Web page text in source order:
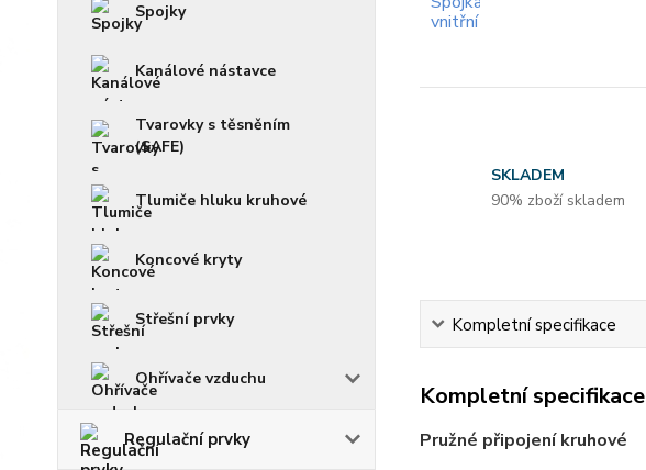
Spojky
Kanálové nástavce
Tvarovky s těsněním
(SAFE)
Tlumiče hluku kruhové
Koncové kryty
Střešní prvky
Ohřívače vzduchu
Regulační prvky
SKLADEM
90% zboží skladem
Kompletní specifikace
Kompletní specifikace
Pružné připojení kruhové